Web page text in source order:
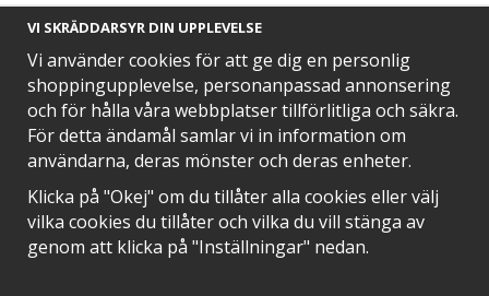
SNABB LEVERANS MED
EN DEL AV
VI SKRÄDDARSYR DIN UPPLEVELSE
Vi använder cookies för att ge dig en personlig
shoppingupplevelse, personanpassad annonsering
och för hålla våra webbplatser tillförlitliga och säkra.
För detta ändamål samlar vi in information om
användarna, deras mönster och deras enheter.
Klicka på "Okej" om du tillåter alla cookies eller välj
vilka cookies du tillåter och vilka du vill stänga av
genom att klicka på "Inställningar" nedan.